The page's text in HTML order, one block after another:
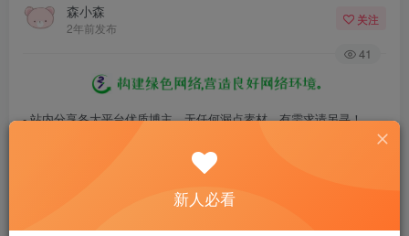
森小森
2年前发布
关注
41
- 站内分享各大平台优质博主，无任何漏点素材，有需求请另寻！
- 百度网盘提示提取码错误，请更换浏览器重试，这是百度网盘版本问
- 遇见解压密码不对、无法解压，请查看《解压教程》
新人必看